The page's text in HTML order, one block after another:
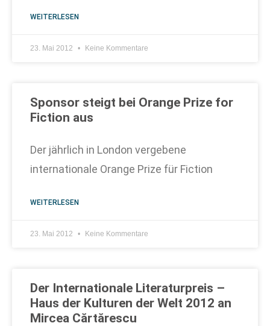
WEITERLESEN
23. Mai 2012 Keine Kommentare
Sponsor steigt bei Orange Prize for
Fiction aus
Der jährlich in London vergebene
internationale Orange Prize für Fiction
WEITERLESEN
23. Mai 2012 Keine Kommentare
Der Internationale Literaturpreis –
Haus der Kulturen der Welt 2012 an
Mircea Cărtărescu